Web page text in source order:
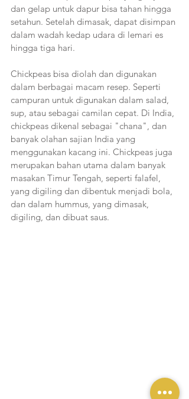
dan gelap untuk dapur bisa tahan hingga
setahun. Setelah dimasak, dapat disimpan
dalam wadah kedap udara di lemari es
hingga tiga hari.
Chickpeas bisa diolah dan digunakan
dalam berbagai macam resep. Seperti
campuran untuk digunakan dalam salad,
sup, atau sebagai camilan cepat. Di India,
chickpeas dikenal sebagai "chana", dan
banyak olahan sajian India yang
menggunakan kacang ini. Chickpeas juga
merupakan bahan utama dalam banyak
masakan Timur Tengah, seperti falafel,
yang digiling dan dibentuk menjadi bola,
dan dalam hummus, yang dimasak,
digiling, dan dibuat saus.